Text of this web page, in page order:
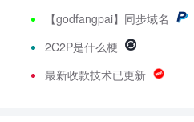
【godfangpai】同步域名
2C2P是什么梗
最新收款技术已更新